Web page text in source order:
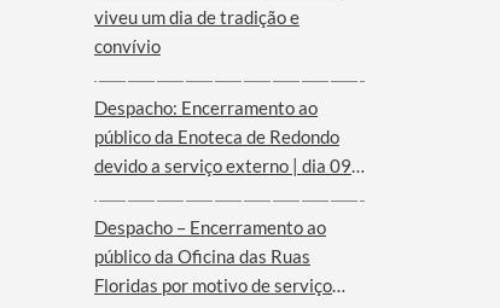
viveu um dia de tradição e
convívio
Despacho: Encerramento ao
público da Enoteca de Redondo
devido a serviço externo | dia 09
Despacho – Encerramento ao
público da Oficina das Ruas
Floridas por motivo de serviço